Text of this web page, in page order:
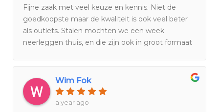
Fijne zaak met veel keuze en kennis. Niet de
goedkoopste maar de kwaliteit is ook veel beter
als outlets. Stalen mochten we een week
neerleggen thuis, en die zijn ook in groot formaat
Wim Fok
a year ago